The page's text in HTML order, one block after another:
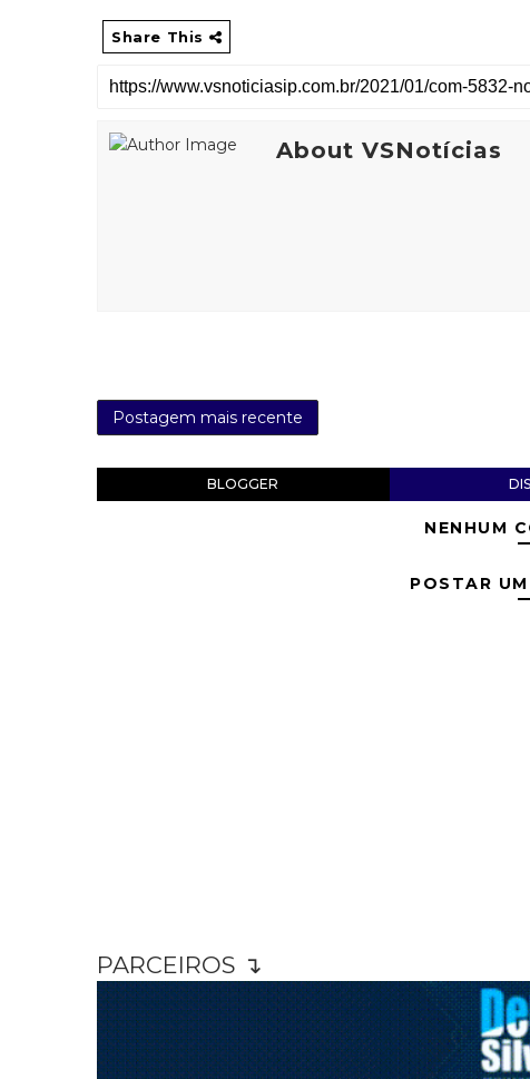
Share This
About VSNotícias
Postagem mais recente
BLOGGER
NENHUM
POSTAR
PARCEIROS ↴